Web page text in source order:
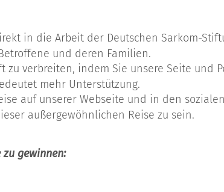
in die Arbeit der Deutschen Sarkom-
und deren Familien.
zu verbreiten, indem Sie unsere Seite und
mehr Unterstützung.
auf unserer Webseite und in den
außergewöhnlichen Reise zu sein.
gewinnen: